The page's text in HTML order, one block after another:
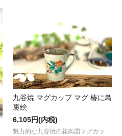
九谷焼 マグカップ マグ 椿に鳥
裏絵
6,105円(内税)
魅力的な九谷焼の花鳥図マグカッ